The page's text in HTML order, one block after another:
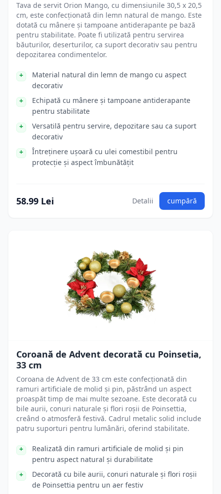
Tava de servit Orion Mango, cu dimensiunile 30,5 x 20,5
cm, este confecționată din lemn natural de mango. Este
dotată cu mânere și tampoane antiderapante pe bază
pentru stabilitate. Poate fi utilizată pentru servirea
băuturilor, deserturilor, ca suport decorativ sau pentru
depozitarea condimentelor.
Material natural din lemn de mango cu aspect
decorativ
Echipată cu mânere și tampoane antiderapante
pentru stabilitate
Versatilă pentru servire, depozitare sau ca suport
decorativ
Întreținere ușoară cu ulei comestibil pentru
protecție și aspect îmbunătățit
58.99 Lei Detalii cumpără
Coroană de Advent decorată cu Poinsetia,
33 cm
Coroana de Advent de 33 cm este confecționată din
ramuri artificiale de molid și pin, păstrând un aspect
proaspăt timp de mai multe sezoane. Este decorată cu
bile aurii, conuri naturale și flori roșii de Poinsettia,
creând o atmosferă festivă. Cadrul metalic solid include
patru suporturi pentru lumânări, oferind stabilitate.
Realizată din ramuri artificiale de molid și pin
pentru aspect natural și durabilitate
Decorată cu bile aurii, conuri naturale și flori roșii
de Poinsettia pentru un aer festiv